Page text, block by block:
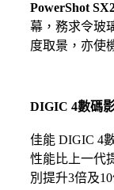
PowerShot
幕，務求令玻
度取景，亦使
DIGIC 4數碼
佳能 DIGIC 4
性能比上一代
別提升3倍及